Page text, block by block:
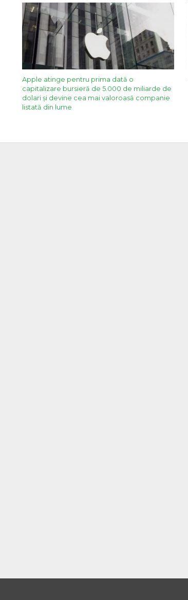
Apple atinge pentru prima dată o
capitalizare bursieră de 5.000 de miliarde de
dolari şi devine cea mai valoroasă companie
listată din lume